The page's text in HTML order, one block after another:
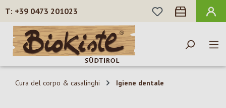
Passa al contenuto principale
+39 0473 201023
HAI 0 ARTICOLI
Cura del corpo & casalinghi Igiene dentale